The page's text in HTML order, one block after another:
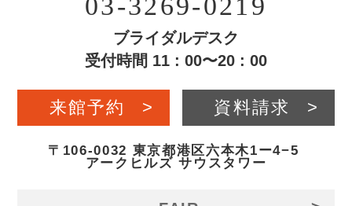
03-3269-0219
ブライダルデスク
受付時間 11 : 00〜20 : 00
来館予約 > 資料請求 >
〒106-0032 東京都港区六本木1ー4−5
アークヒルズ サウスタワー